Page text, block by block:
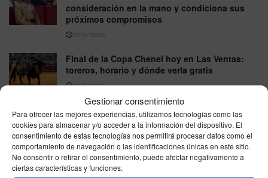
Gestionar consentimiento
Para ofrecer las mejores experiencias, utilizamos tecnologías como las
cookies para almacenar y/o acceder a la información del dispositivo. El
consentimiento de estas tecnologías nos permitirá procesar datos como el
comportamiento de navegación o las identificaciones únicas en este sitio.
No consentir o retirar el consentimiento, puede afectar negativamente a
ciertas características y funciones.
consideración en la mano y condiciona sus
próximos compromisos
31/07/2026
Final de la Copa Chenel hoy en Las Ventas:
toreros, horario y dónde verla gratis
30/07/2026
Los libros que inspiran a Rosalía y puedes leer
este verano: de Simone Weil a Ocean Vuong
29/07/2026
Morante, Roca Rey y David de Miranda lideran
una Feria de Colombinas marcada por el